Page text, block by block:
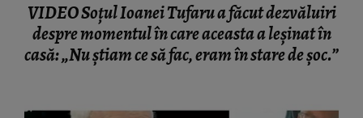
VIDEO Soțul Ioanei Tufaru a făcut dezvăluiri
despre momentul în care aceasta a leșinat în
casă: „Nu știam ce să fac, eram în stare de șoc.”